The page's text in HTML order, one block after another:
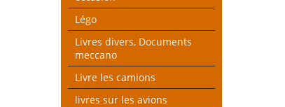
Légo
Livres divers, Documents
meccano
Livre les camions
livres sur les avions